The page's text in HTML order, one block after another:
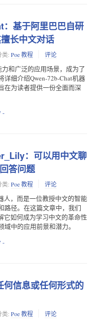
基于阿里巴巴自研
长中文对话
类: Poe 教程 评论
和广泛的应用场景，成为了
细介绍Qwen-72b-Chat机器
在为读者提供一份全面而深
-
：可以用中文聊
答问题
类: Poe 教程 评论
人，而是一位教授中文的智能
路径。在这篇文章中，我们
它如何成为学习中文的革命性
中的应用前景和潜力。
-
信息或任何形式的
类: Poe 教程 评论